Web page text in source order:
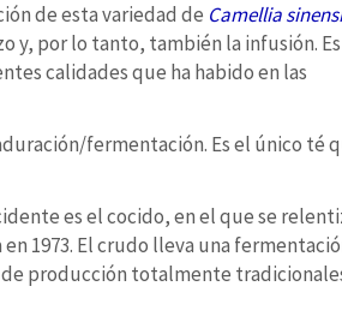
de esta variedad de Camellia
y, por lo tanto, también la infusión.
calidades que ha habido en las
fermentación. Es el único té
es el cocido, en el que se
1973. El crudo lleva una
de producción totalmente